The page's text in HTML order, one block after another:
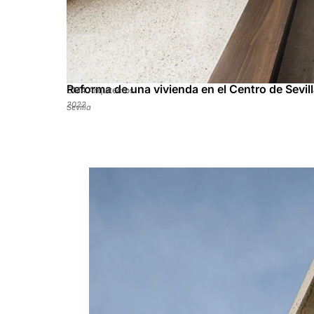
Reforma de una vivienda en el Centro de
CM4 Arquitectos
Sevilla
2022